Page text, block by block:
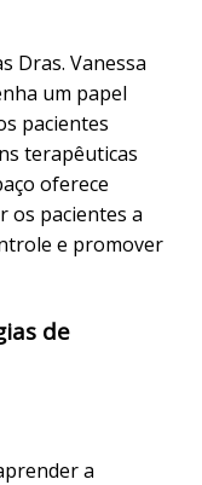
Dras. Vanessa
um papel
pacientes
terapêuticas
oferece
os pacientes a
e promover
de
a